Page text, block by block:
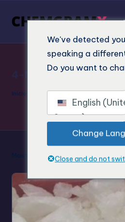
4-MMC legal
Inicio 4-MMC legal
Mostrar el resultado único
We've detected
speaking a
Do you want to
English
States)
Change
Close and do not